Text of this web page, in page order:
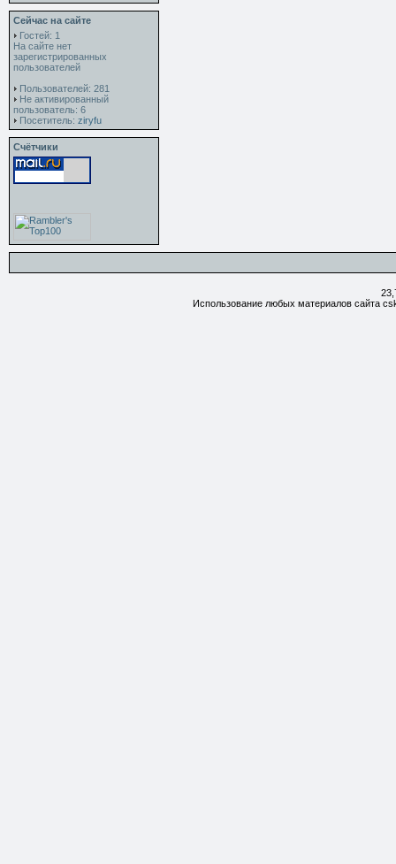
Сейчас на сайте
Гостей: 1
На сайте нет
зарегистрированных
пользователей
Пользователей: 281
Не активированный
пользователь: 6
Посетитель: ziryfu
Счётчики
Использование любых материалов сайта